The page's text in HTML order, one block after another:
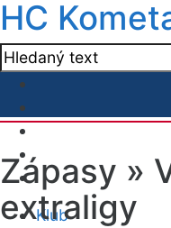
HC
Klub
Zápasy »
extraligy